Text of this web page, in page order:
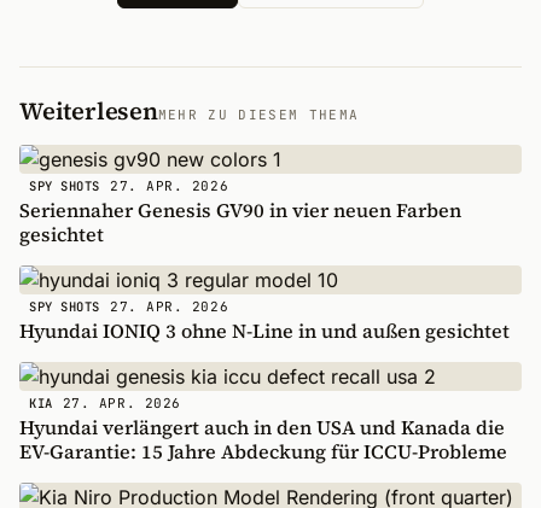
WeiterlesenMEHR ZU DIESEM THEMA
SPY SHOTS 27. APR. 2026
Seriennaher Genesis GV90 in vier neuen Farben
gesichtet
SPY SHOTS 27. APR. 2026
Hyundai IONIQ 3 ohne N-Line in und außen gesichtet
KIA 27. APR. 2026
Hyundai verlängert auch in den USA und Kanada die
EV-Garantie: 15 Jahre Abdeckung für ICCU-Probleme